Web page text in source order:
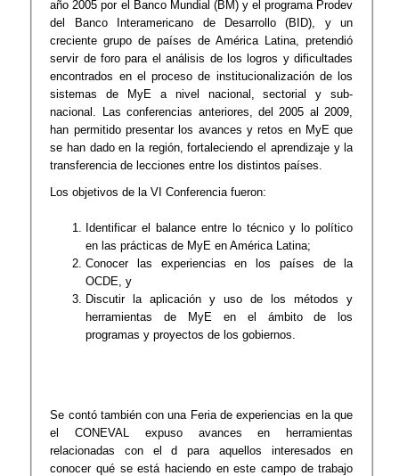
año 2005 por el Banco Mundial (BM) y el programa Prodev
del Banco Interamericano de Desarrollo (BID), y un
creciente grupo de países de América Latina, pretendió
servir de foro para el análisis de los logros y dificultades
encontrados en el proceso de institucionalización de los
sistemas de MyE a nivel nacional, sectorial y sub-
nacional. Las conferencias anteriores, del 2005 al 2009,
han permitido presentar los avances y retos en MyE que
se han dado en la región, fortaleciendo el aprendizaje y la
transferencia de lecciones entre los distintos países.
Los objetivos de la VI Conferencia fueron:
Identificar el balance entre lo técnico y lo político
en las prácticas de MyE en América Latina;
Conocer las experiencias en los países de la
OCDE, y
Discutir la aplicación y uso de los métodos y
herramientas de MyE en el ámbito de los
programas y proyectos de los gobiernos.
Se contó también con una Feria de experiencias en la que
el CONEVAL expuso avances en herramientas
relacionadas con el d para aquellos interesados en
conocer qué se está haciendo en este campo de trabajo